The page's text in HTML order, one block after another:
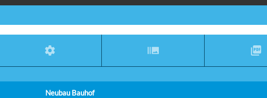
Neubau Bauhof